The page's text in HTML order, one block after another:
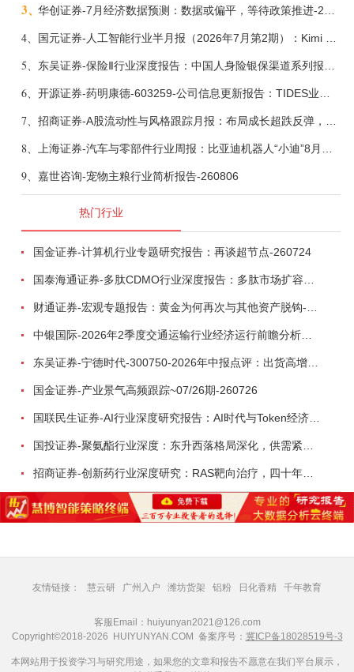
3、
4、
5、
6、
7、
8、
9、 嘉世咨询-宠物主粮行业简析报告-260806
热门行业
国金证券-计算机行业专题研究报告：再谈超节点-260724
中银国际-2026年2季度交通运输行业经济运行前瞻分析：地缘冲突致航运和航空景气度分化，交通基础设施板块总体呈现稳健特征-260724
东吴证券-宁德时代-300750-2026年中报点评：出货高增业绩稳健，回购彰显龙头信心-260726
国金证券-产业景气高频跟踪~07/26期-260726
国联民生证券-AI行业深度研究报告：AI时代与Token经济，从技术符号到数字石油-260801
招商证券-创新药行业深度研究：RAS靶向治疗，四十年不可成药的终结，与终结之后的治疗格局演化-260805
友情链接： 慧云研 广州入户 潍坊货架 铝粉 日化香精 千年教育
客服Email：huiyunyan2021@126.com
Copyright©2018-2026 HUIYUNYAN.COM 备案序号： 冀ICP备18028519号-3
本网站用于投资学习与研究用途，如果您的文章和报告不愿意在我们平台展示，